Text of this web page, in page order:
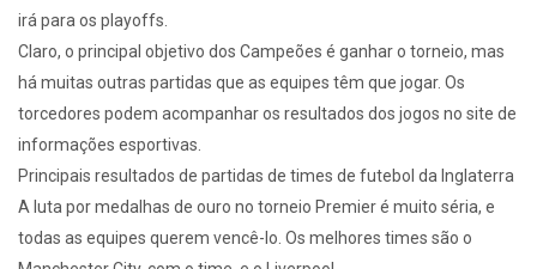
irá para os playoffs.
Claro, o principal objetivo dos Campeões é ganhar o torneio, mas
há muitas outras partidas que as equipes têm que jogar. Os
torcedores podem acompanhar os resultados dos jogos no site de
informações esportivas.
Principais resultados de partidas de times de futebol da Inglaterra
A luta por medalhas de ouro no torneio Premier é muito séria, e
todas as equipes querem vencê-lo. Os melhores times são o